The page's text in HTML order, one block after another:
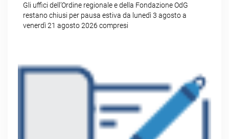
Gli uffici dell’Ordine regionale e della Fondazione OdG
restano chiusi per pausa estiva da lunedì 3 agosto a
venerdì 21 agosto 2026 compresi